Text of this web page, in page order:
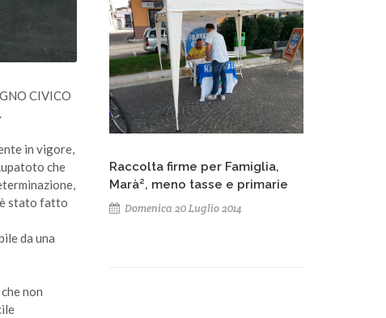
CIVICO
in vigore,
che
è stato fatto
da una
non
Raccolta firme per Famiglia,
Marà², meno tasse e primarie
Domenica 20 Luglio 2014